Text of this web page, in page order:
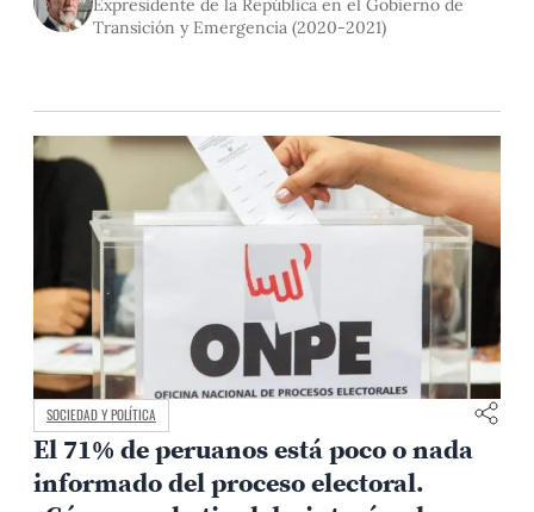
información verificable, el papel de la universidad y la
Expresidente de la República en el Gobierno de
Transición y Emergencia (2020-2021)
SOCIEDAD Y POLÍTICA
El 71% de peruanos está poco o nada
informado del proceso electoral.